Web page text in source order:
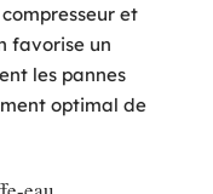
et
favorise un
les pannes
optimal de